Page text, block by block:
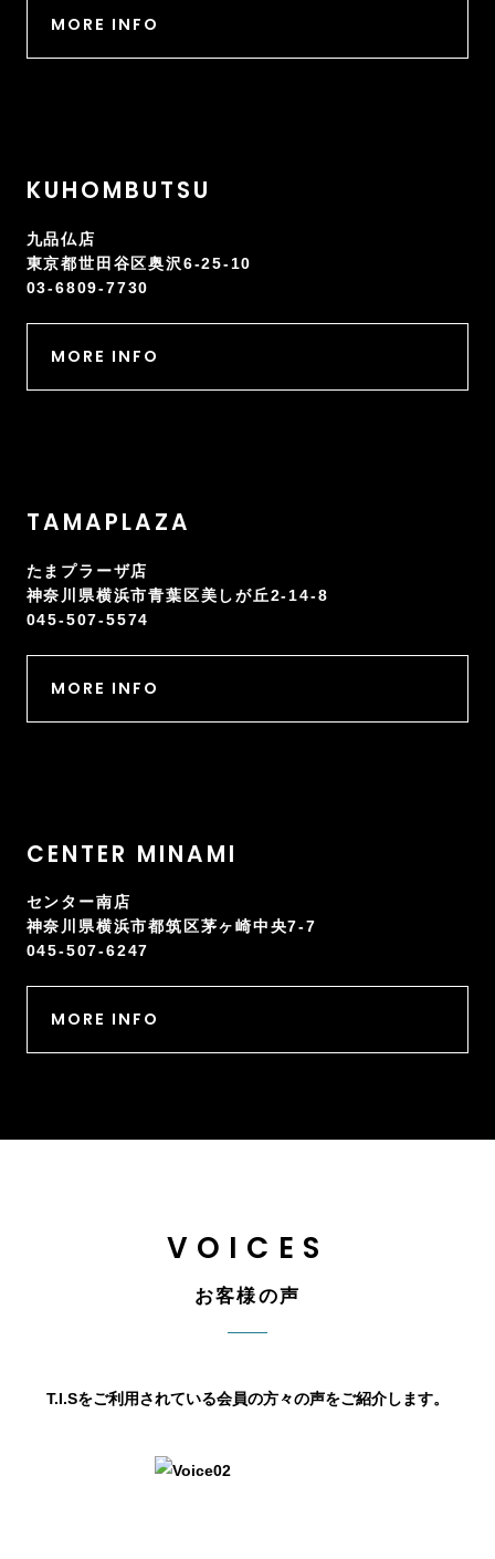
MORE INFO
KUHOMBUTSU
九品仏店
東京都世田谷区奥沢6-25-10
03-6809-7730
MORE INFO
TAMAPLAZA
たまプラーザ店
神奈川県横浜市青葉区美しが丘2-14-8
045-507-5574
MORE INFO
CENTER MINAMI
センター南店
神奈川県横浜市都筑区茅ヶ崎中央7-7
045-507-6247
MORE INFO
VOICES
お客様の声
T.I.Sをご利用されている会員の方々の声をご紹介します。